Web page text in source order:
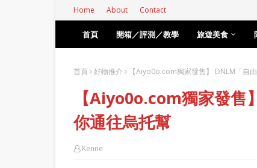
Home About Contact
首頁 開箱／評測／教學 旅遊美食
首頁 好物推介 【Aiyo0o.com獨家發售】 DNLM「自
【Aiyo0o.com獨家發
你通往烏托幫
Kenne